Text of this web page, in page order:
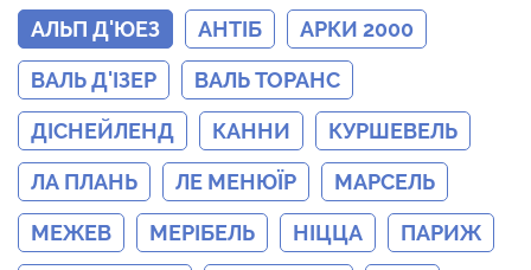
АЛЬП Д'ЮЕЗ АНТІБ АРКИ 2000
ВАЛЬ Д'ІЗЕР ВАЛЬ ТОРАНС
ДІСНЕЙЛЕНД КАННИ КУРШЕВЕЛЬ
ЛА ПЛАНЬ ЛЕ МЕНЮЇР МАРСЕЛЬ
МЕЖЕВ МЕРІБЕЛЬ НІЦЦА ПАРИЖ